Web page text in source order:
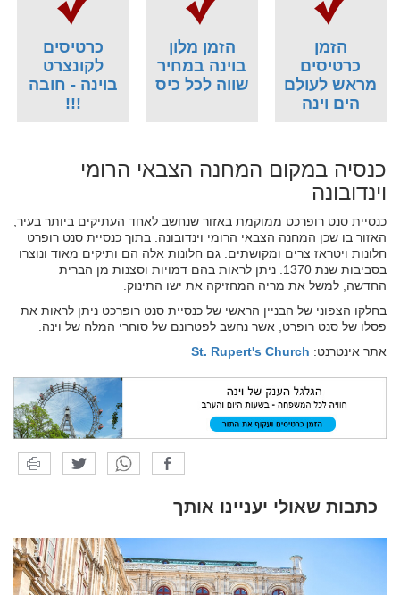
הזמן
כרטיסים
מראש לעולם
הים וינה
הזמן מלון
בוינה במחיר
שווה לכל כיס
כרטיסים
לקונצרט
בוינה - חובה
!!!
כנסיה במקום המחנה הצבאי הרומי
וינדובונה
כנסיית סנט רופרכט ממוקמת באזור שנחשב לאחד העתיקים ביותר בעיר,
האזור בו שכן המחנה הצבאי הרומי וינדובונה. בתוך כנסיית סנט רופרט
חלונות ויטראז צרים ומקושתים. גם חלונות אלה הם ותיקים מאוד ונוצרו
בסביבות שנת 1370. ניתן לראות בהם דמויות וסצנות מן הברית
החדשה, למשל את מריה המחזיקה את ישו התינוק.
בחלקו הצפוני של הבניין הראשי של כנסיית סנט רופרכט ניתן לראות את
פסלו של סנט רופרט, אשר נחשב לפטרונם של סוחרי המלח של וינה.
אתר אינטרנט: St. Rupert's Church
כתבות שאולי יעניינו אותך